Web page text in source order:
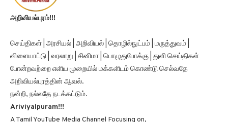
அறிவியல்புரம்!!!
செய்திகள் | அரசியல் | அறிவியல் | தொழில்நுட்பம் | மருத்துவம் |
விளையாட்டு | வரலாறு | சினிமா | பொழுதுபோக்கு | துளி செய்திகள்
போன்றவற்றை எளிய முறையில் மக்களிடம் கொண்டு செல்வதே
அறிவியல்புரத்தின் ஆவல்.
நன்றி, நல்லதே நடக்கட்டும்.
Ariviyalpuram!!!
A Tamil YouTube Media Channel Focusing on,